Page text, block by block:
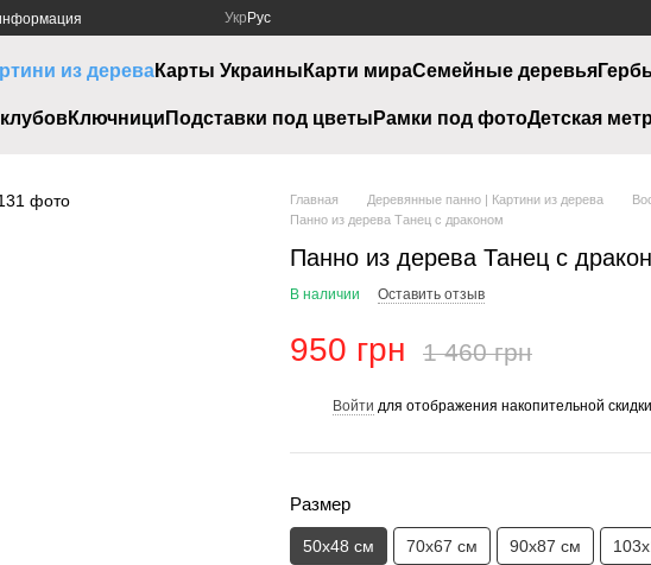
Укр Рус
из дереваКарты Украины Карти мираСемейные деревья
Ключници Подставки под цветы Рамки под фотоДетская
Главная Деревянные панно | Картини из дерева
Панно из дерева Танец с драконом
Панно из дерева Танец с
В наличии Оставить отзыв
950 грн 1 460 грн
Войти для отображения накопительной скидки
Размер
50х48 см 70х67 см 90х87 см